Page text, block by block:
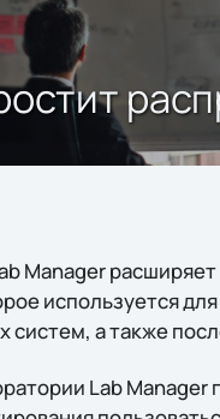
Manager
используется
систем, а также
Lab